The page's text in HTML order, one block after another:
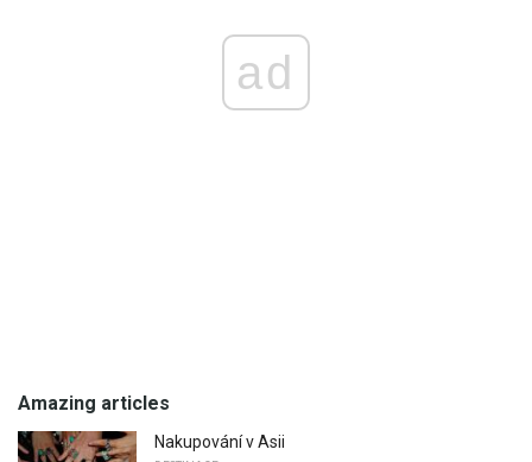
ad
Amazing articles
Nakupování v Asii